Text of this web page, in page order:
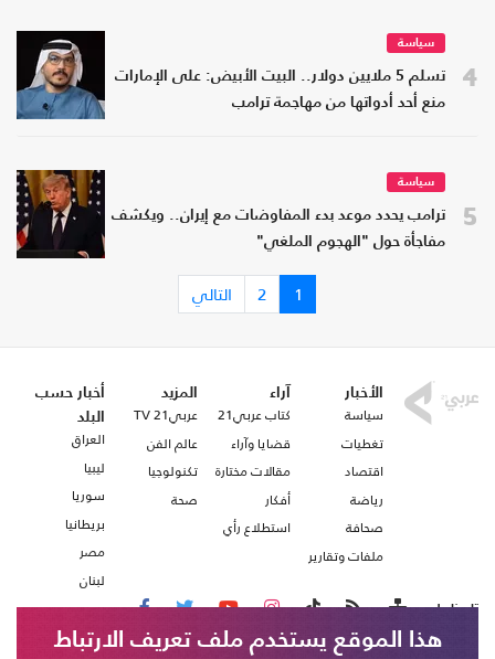
4
سياسة
تسلم 5 ملايين دولار.. البيت الأبيض: على الإمارات
منع أحد أدواتها من مهاجمة ترامب
5
سياسة
ترامب يحدد موعد بدء المفاوضات مع إيران.. ويكشف
مفاجأة حول "الهجوم الملغي"
1
2 التالي
الأخبار
سياسة
تغطيات
اقتصاد
رياضة
صحافة
ملفات وتقارير
آراء
كتاب عربي21
قضايا وآراء
مقالات مختارة
أفكار
استطلاع رأي
المزيد
عربي21 TV
عالم الفن
تكنولوجيا
صحة
أخبار حسب
البلد
العراق
ليبيا
سوريا
بريطانيا
مصر
لبنان
تابعنا على
هذا الموقع يستخدم ملف تعريف الارتباط